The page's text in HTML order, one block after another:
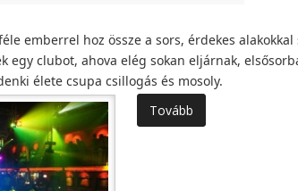
emberrel hoz össze a sors, érdekes
egy clubot, ahova elég sokan eljárnak,
élete csupa csillogás és mosoly.
Tovább